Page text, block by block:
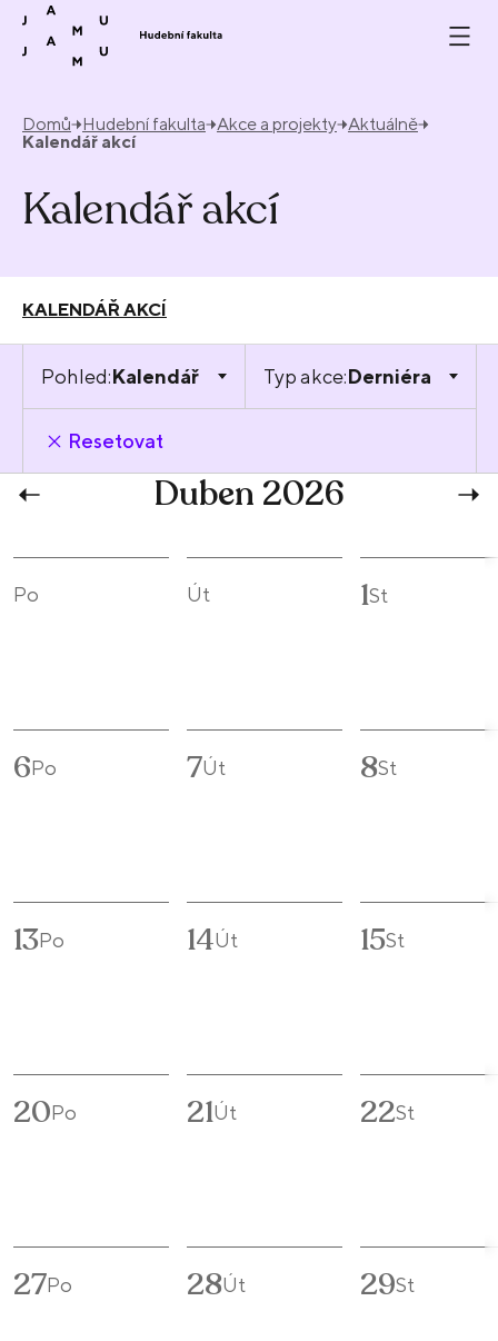
Přeskočit na obsah
Domů Hudební fakulta Akce a projekty Aktuálně
Kalendář akcí
Kalendář akcí
KALENDÁŘ AKCÍ
Pohled:Kalendář Typ akce:Derniéra
Resetovat
Duben 2026
Po Út 1St
6Po 7Út 8St
13Po 14Út 15St
20Po 21Út 22St
27Po 28Út 29St